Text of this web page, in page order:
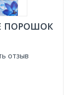
ПОРОШОК
отзыв